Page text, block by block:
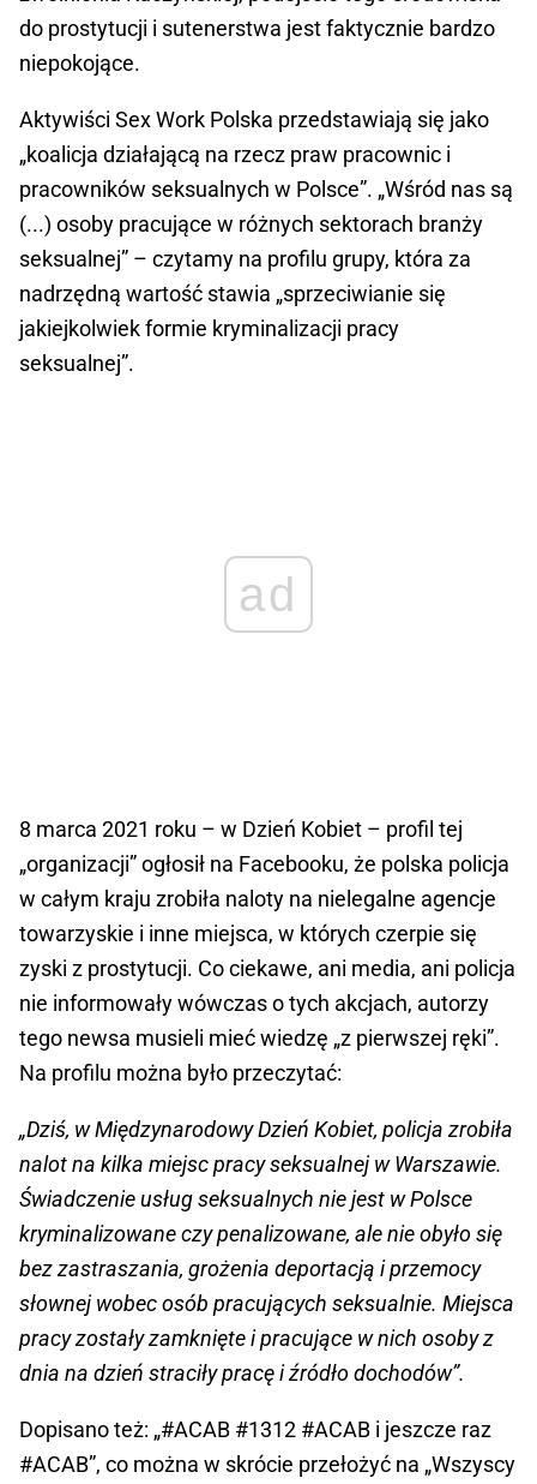
do prostytucji i sutenerstwa jest faktycznie bardzo
niepokojące.
Aktywiści Sex Work Polska przedstawiają się jako
„koalicja działającą na rzecz praw pracownic i
pracowników seksualnych w Polsce”. „Wśród nas są
(...) osoby pracujące w różnych sektorach branży
seksualnej” – czytamy na profilu grupy, która za
nadrzędną wartość stawia „sprzeciwianie się
jakiejkolwiek formie kryminalizacji pracy
seksualnej”.
ad
8 marca 2021 roku – w Dzień Kobiet – profil tej
„organizacji” ogłosił na Facebooku, że polska policja
w całym kraju zrobiła naloty na nielegalne agencje
towarzyskie i inne miejsca, w których czerpie się
zyski z prostytucji. Co ciekawe, ani media, ani policja
nie informowały wówczas o tych akcjach, autorzy
tego newsa musieli mieć wiedzę „z pierwszej ręki”.
Na profilu można było przeczytać:
„Dziś, w Międzynarodowy Dzień Kobiet, policja zrobiła
nalot na kilka miejsc pracy seksualnej w Warszawie.
Świadczenie usług seksualnych nie jest w Polsce
kryminalizowane czy penalizowane, ale nie obyło się
bez zastraszania, grożenia deportacją i przemocy
słownej wobec osób pracujących seksualnie. Miejsca
pracy zostały zamknięte i pracujące w nich osoby z
dnia na dzień straciły pracę i źródło dochodów”.
Dopisano też: „#ACAB #1312 #ACAB i jeszcze raz
#ACAB”, co można w skrócie przełożyć na „Wszyscy